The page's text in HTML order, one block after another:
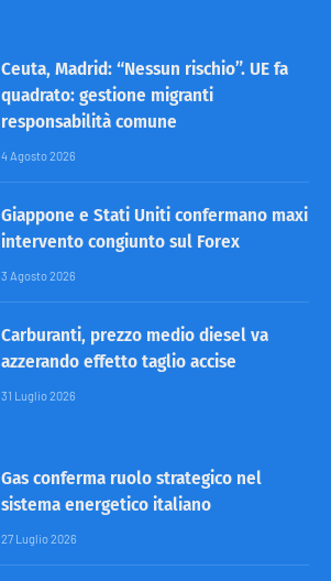
Ceuta, Madrid: “Nessun rischio”. UE fa
quadrato: gestione migranti
responsabilità comune
4 Agosto 2026
Giappone e Stati Uniti confermano maxi
intervento congiunto sul Forex
3 Agosto 2026
Carburanti, prezzo medio diesel va
azzerando effetto taglio accise
31 Luglio 2026
Gas conferma ruolo strategico nel
sistema energetico italiano
27 Luglio 2026